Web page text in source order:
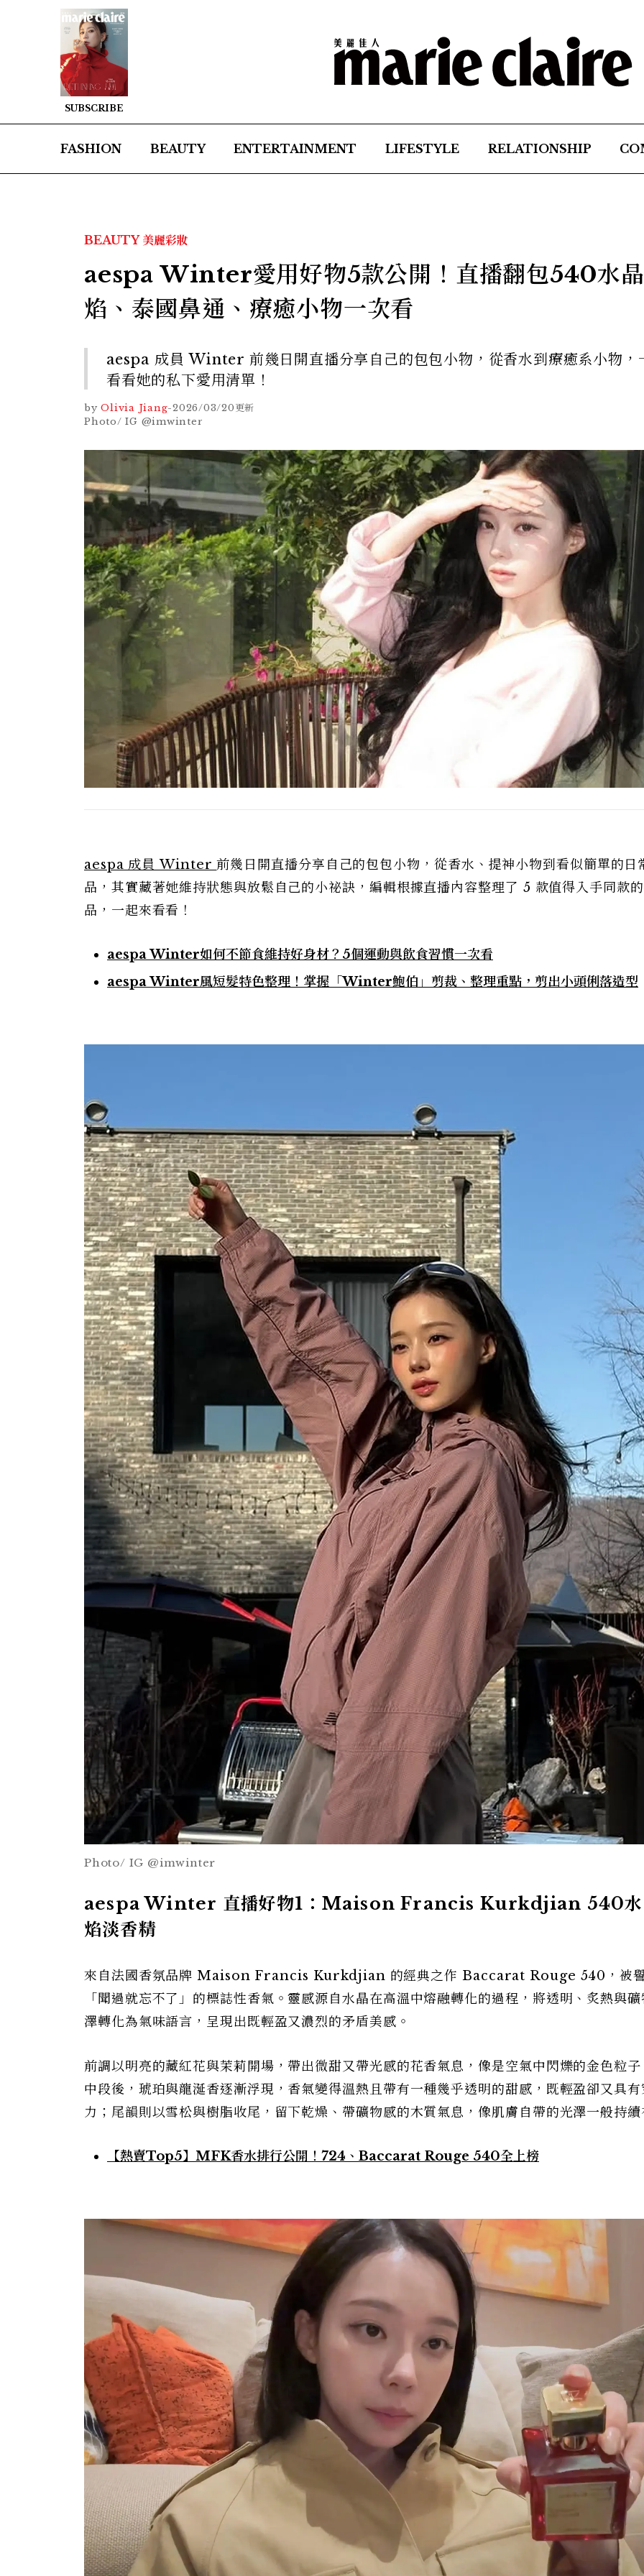
SUBSCRIBE
FASHION BEAUTY ENTERTAINMENT LIFESTYLE RELATIONSHIP
BEAUTY 美麗彩妝
aespa Winter愛用好物5款公開！直播翻包540水
焰、泰國鼻通、療癒小物一次看
aespa 成員 Winter 前幾日開直播分享自己的包包小物，從香水到療癒系小物，
看看她的私下愛用清單！
by Olivia Jiang-2026/03/20更新
Photo/ IG @imwinter
aespa 成員 Winter前幾日開直播分享自己的包包小物，從香水、提神小物到看似簡單的日
品，其實藏著她維持狀態與放鬆自己的小祕訣，編輯根據直播內容整理了 5 款值得入手同款
品，一起來看看！
aespa Winter如何不節食維持好身材？5個運動與飲食習慣一次看
aespa Winter風短髮特色整理！掌握「Winter鮑伯」剪裁、整理重點，剪出小頭俐落造型
Photo/ IG @imwinter
aespa Winter 直播好物1：Maison Francis Kurkdjian 540水
焰淡香精
來自法國香氛品牌 Maison Francis Kurkdjian 的經典之作 Baccarat Rouge 540，被
「聞過就忘不了」的標誌性香氣。靈感源自水晶在高溫中熔融轉化的過程，將透明、炙熱與
澤轉化為氣味語言，呈現出既輕盈又濃烈的矛盾美感。
前調以明亮的藏紅花與茉莉開場，帶出微甜又帶光感的花香氣息，像是空氣中閃爍的金色粒
中段後，琥珀與龍涎香逐漸浮現，香氣變得溫熱且帶有一種幾乎透明的甜感，既輕盈卻又具
力；尾韻則以雪松與樹脂收尾，留下乾燥、帶礦物感的木質氣息，像肌膚自帶的光澤一般持
【熱賣Top5】MFK香水排行公開！724、Baccarat Rouge 540全上榜